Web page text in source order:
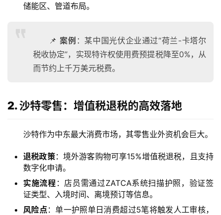
储能区、管道布局。
📌案例 ：某中国光伏企业通过“荷兰-卡塔尔
税收协定”，实现特许权使用费预提税降至0%，从
而节约上千万美元税费。
2. 沙特零售：增值税退税的高效落地
沙特作为中东最大消费市场，其零售业外资机会巨大。
退税政策：境外游客购物可享15%增值税退税，且支持
数字化申请。
实施流程 ：店员需通过ZATCA系统扫描护照，验证签
证类型、入境时间、离境预订等信息。
风险点 ：单一护照单日消费超过5笔将触发人工审核，